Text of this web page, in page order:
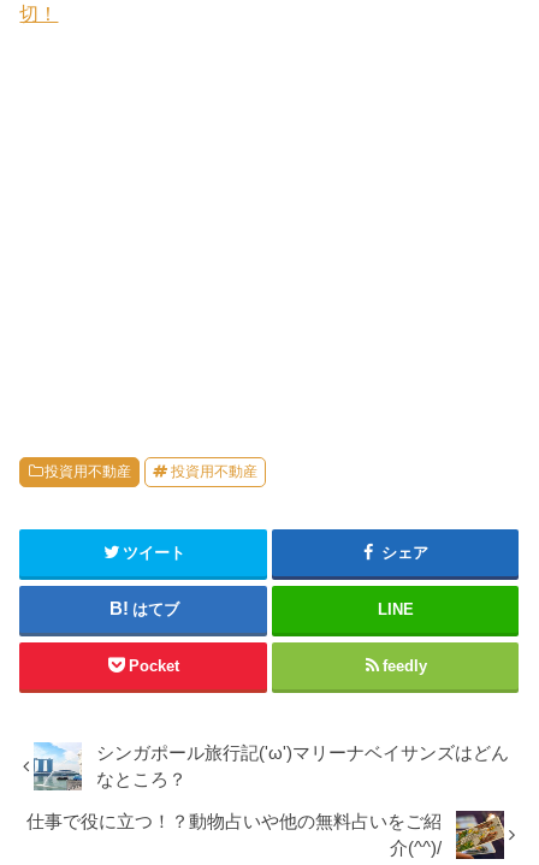
切！
投資用不動産 投資用不動産
ツイート シェア
はてブ LINE
Pocket feedly
シンガポール旅行記('ω')マリーナベイサンズはどん
なところ？
仕事で役に立つ！？動物占いや他の無料占いをご紹
介(^^)/